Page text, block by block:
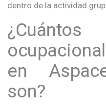
dentro de la actividad
en
son?